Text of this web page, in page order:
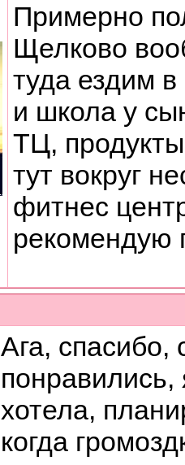
Примерно
Щелково
туда ездим
и школа у
ТЦ,
тут вокруг
фитнес
рекомендую
Ага,
понравились,
хотела,
когда